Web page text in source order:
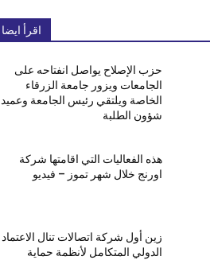
اقرأ ايضا
حزب الإصلاح يواصل انفتاحه على
الجامعات ويزور جامعة الزرقاء
الخاصة ويلتقي رئيس الجامعة وعميد
شؤون الطلبة
هذه الفعاليات التي اقامتها شركة
اورنج خلال شهر تموز – فيديو
زين أول شركة اتصالات تنال الاعتماد
الدولي المتكامل لأنظمة حماية